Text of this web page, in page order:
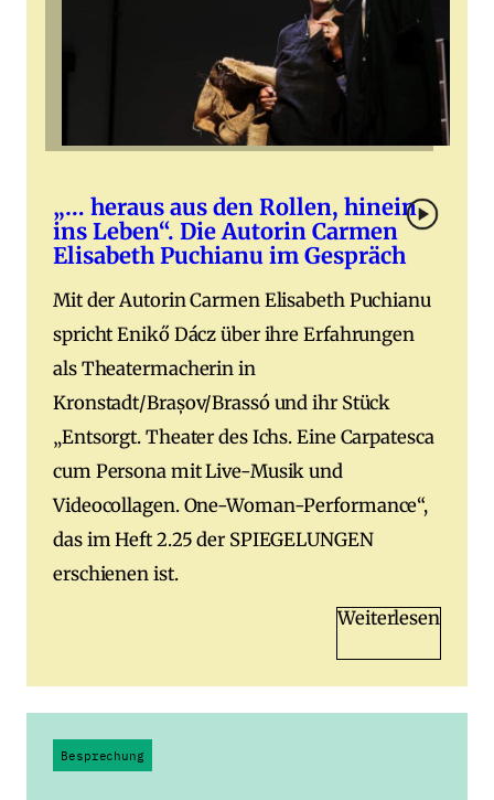
„… heraus aus den Rollen, hinein
ins Leben“. Die Autorin Carmen
Elisabeth Puchianu im Gespräch
Mit der Autorin Carmen Elisabeth Puchianu
spricht Enikő Dácz über ihre Erfahrungen
als Theatermacherin in
Kronstadt/Brașov/Brassó und ihr Stück
„Entsorgt. Theater des Ichs. Eine Carpatesca
cum Persona mit Live-Musik und
Videocollagen. One-Woman-Performance“,
das im Heft 2.25 der SPIEGELUNGEN
erschienen ist.
Weiterlesen
Besprechung